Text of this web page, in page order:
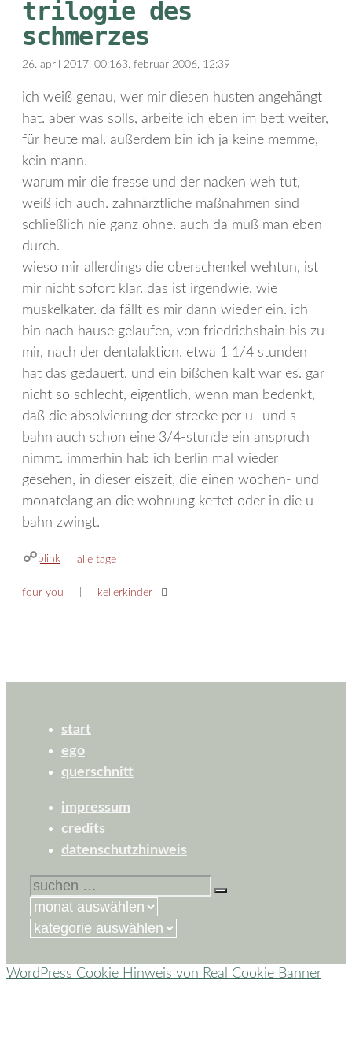
trilogie des
schmerzes
26. april 2017, 00:163. februar 2006, 12:39
ich weiß genau, wer mir diesen husten angehängt
hat. aber was solls, arbeite ich eben im bett weiter,
für heute mal. außerdem bin ich ja keine memme,
kein mann.
warum mir die fresse und der nacken weh tut,
weiß ich auch. zahnärztliche maßnahmen sind
schließlich nie ganz ohne. auch da muß man eben
durch.
wieso mir allerdings die oberschenkel wehtun, ist
mir nicht sofort klar. das ist irgendwie, wie
muskelkater. da fällt es mir dann wieder ein. ich
bin nach hause gelaufen, von friedrichshain bis zu
mir, nach der dentalaktion. etwa 1 1/4 stunden
hat das gedauert, und ein bißchen kalt war es. gar
nicht so schlecht, eigentlich, wenn man bedenkt,
daß die absolvierung der strecke per u- und s-
bahn auch schon eine 3/4-stunde ein anspruch
nimmt. immerhin hab ich berlin mal wieder
gesehen, in dieser eiszeit, die einen wochen- und
monatelang an die wohnung kettet oder in die u-
bahn zwingt.
plink kategorien
alle tage
four you kellerkinder
start
ego
querschnitt
impressum
credits
datenschutzhinweis
suchen
nach:
kategorien
WordPress Cookie Hinweis von Real Cookie Banner